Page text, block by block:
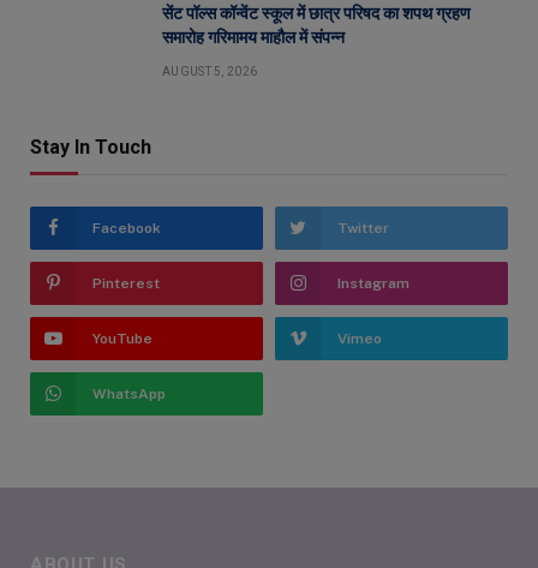
सेंट पॉल्स कॉन्वेंट स्कूल में छात्र परिषद का शपथ ग्रहण
समारोह गरिमामय माहौल में संपन्न
AUGUST 5, 2026
Stay In Touch
Facebook Twitter
Pinterest Instagram
YouTube Vimeo
WhatsApp